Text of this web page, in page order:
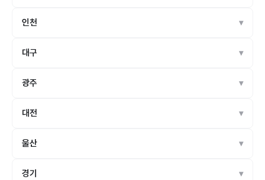
인천
대구
광주
대전
울산
경기